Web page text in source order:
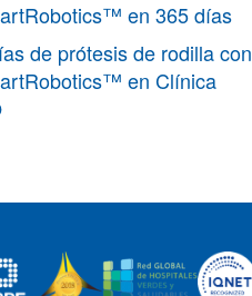
en 365 días
de prótesis de rodilla con
en Clínica